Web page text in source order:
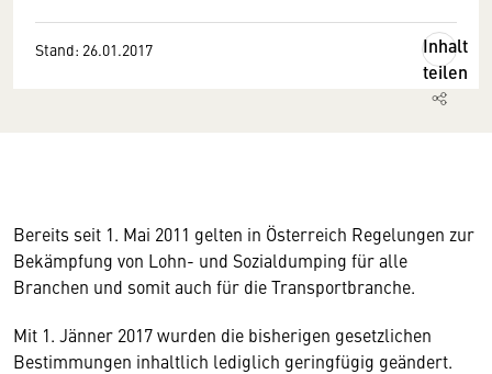
Stand: 26.01.2017
Inhalt
teilen
Bereits seit 1. Mai 2011 gelten in Österreich Regelungen zur
Bekämpfung von Lohn- und Sozialdumping für alle
Branchen und somit auch für die Transportbranche.
Mit 1. Jänner 2017 wurden die bisherigen gesetzlichen
Bestimmungen inhaltlich lediglich geringfügig geändert.